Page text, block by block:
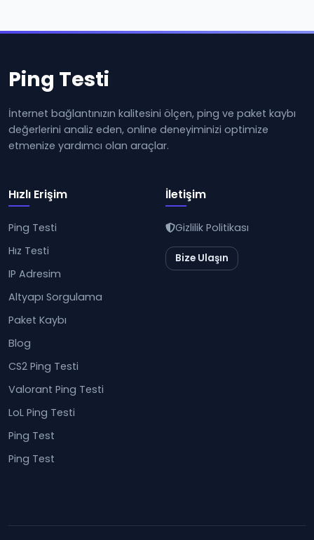
Ping Testi
İnternet bağlantınızın kalitesini ölçen, ping ve paket kaybı
değerlerini analiz eden, online deneyiminizi optimize
etmenize yardımcı olan araçlar.
Hızlı Erişim
Ping Testi
Hız Testi
IP Adresim
Altyapı Sorgulama
Paket Kaybı
Blog
CS2 Ping Testi
Valorant Ping Testi
LoL Ping Testi
Ping Test
Ping Test
İletişim
Gizlilik Politikası
Bize Ulaşın